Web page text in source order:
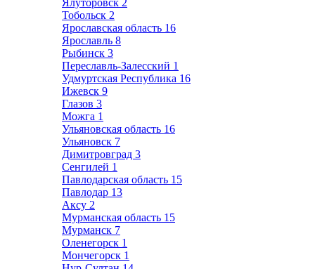
Ялуторовск 2
Тобольск 2
Ярославская область 16
Ярославль 8
Рыбинск 3
Переславль-Залесский 1
Удмуртская Республика 16
Ижевск 9
Глазов 3
Можга 1
Ульяновская область 16
Ульяновск 7
Димитровград 3
Сенгилей 1
Павлодарская область 15
Павлодар 13
Аксу 2
Мурманская область 15
Мурманск 7
Оленегорск 1
Мончегорск 1